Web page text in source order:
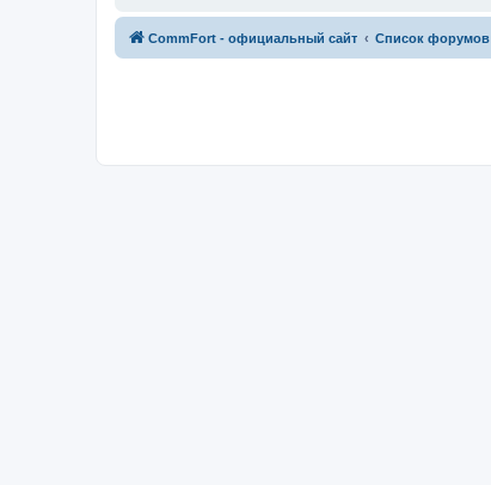
CommFort - официальный сайт Список форумов